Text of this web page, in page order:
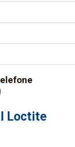
Loctite